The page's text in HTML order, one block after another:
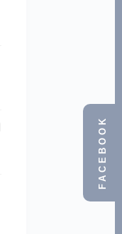
FACEBOOK